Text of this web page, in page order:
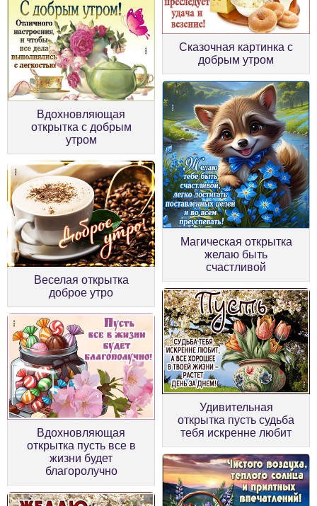
Вдохновляющая
открытка с добрым
утром
Сказочная картинка с
добрым утром
Веселая открытка
доброе утро
Магическая открытка
желаю быть
счастливой
Вдохновляющая
открытка пусть все в
жизни будет
благоролучно
Удивительная
открытка пусть судьба
тебя искренне любит